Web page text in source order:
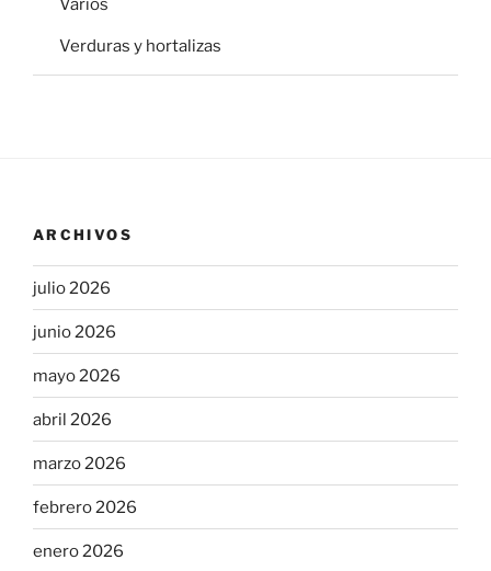
Varios
Verduras y hortalizas
ARCHIVOS
julio 2026
junio 2026
mayo 2026
abril 2026
marzo 2026
febrero 2026
enero 2026